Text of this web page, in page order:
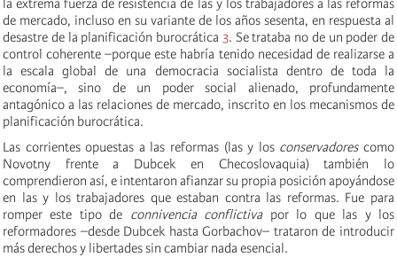
la extrema fuerza de resistencia de las y los trabajadores a las reformas
de mercado, incluso en su variante de los años sesenta, en respuesta al
desastre de la planificación burocrática 3. Se trataba no de un poder de
control coherente –porque este habría tenido necesidad de realizarse a
la escala global de una democracia socialista dentro de toda la
economía–, sino de un poder social alienado, profundamente
antagónico a las relaciones de mercado, inscrito en los mecanismos de
planificación burocrática.
Las corrientes opuestas a las reformas (las y los conservadorescomo
Novotny frente a Dubcek en Checoslovaquia) también lo
comprendieron así, e intentaron afianzar su propia posición apoyándose
en las y los trabajadores que estaban contra las reformas. Fue para
romper este tipo de connivencia conflictivapor lo que las y los
reformadores –desde Dubcek hasta Gorbachov– trataron de introducir
más derechos y libertades sin cambiar nada esencial.